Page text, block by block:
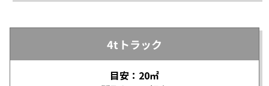
4tトラック
目安：20㎡